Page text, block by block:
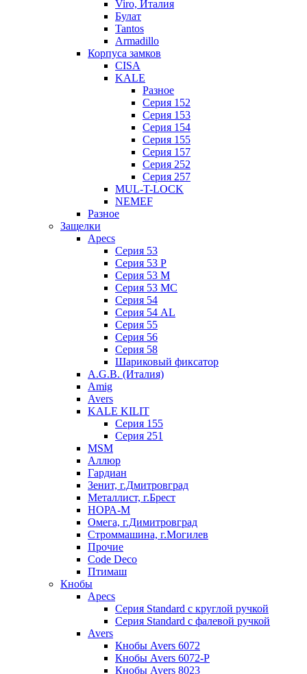
Viro, Италия
Булат
Tantos
Armadillo
Корпуса замков
CISA
KALE
Разное
Серия 152
Серия 153
Серия 154
Серия 155
Серия 157
Серия 252
Серия 257
MUL-T-LOCK
NEMEF
Разное
Защелки
Apecs
Серия 53
Серия 53 P
Серия 53 М
Серия 53 МC
Серия 54
Серия 54 AL
Серия 55
Серия 56
Серия 58
Шариковый фиксатор
A.G.B. (Италия)
Amig
Avers
KALE KILIT
Серия 155
Серия 251
MSM
Аллюр
Гардиан
Зенит, г.Дмитровград
Металлист, г.Брест
НОРА-М
Омега, г.Димитровград
Строммашина, г.Могилев
Прочие
Code Deco
Птимаш
Кнобы
Apecs
Серия Standard с круглой ручкой
Серия Standard с фалевой ручкой
Avers
Кнобы Avers 6072
Кнобы Avers 6072-P
Кнобы Avers 8023